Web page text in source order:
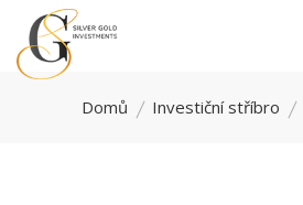
Domů Investiční stříbro